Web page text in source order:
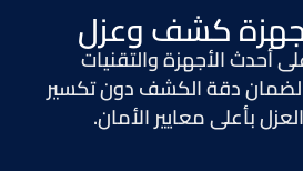
كشف وعزل
أحدث الأجهزة والتقنيات
لضمان دقة الكشف دون تكسير
بأعلى معايير الأمان.